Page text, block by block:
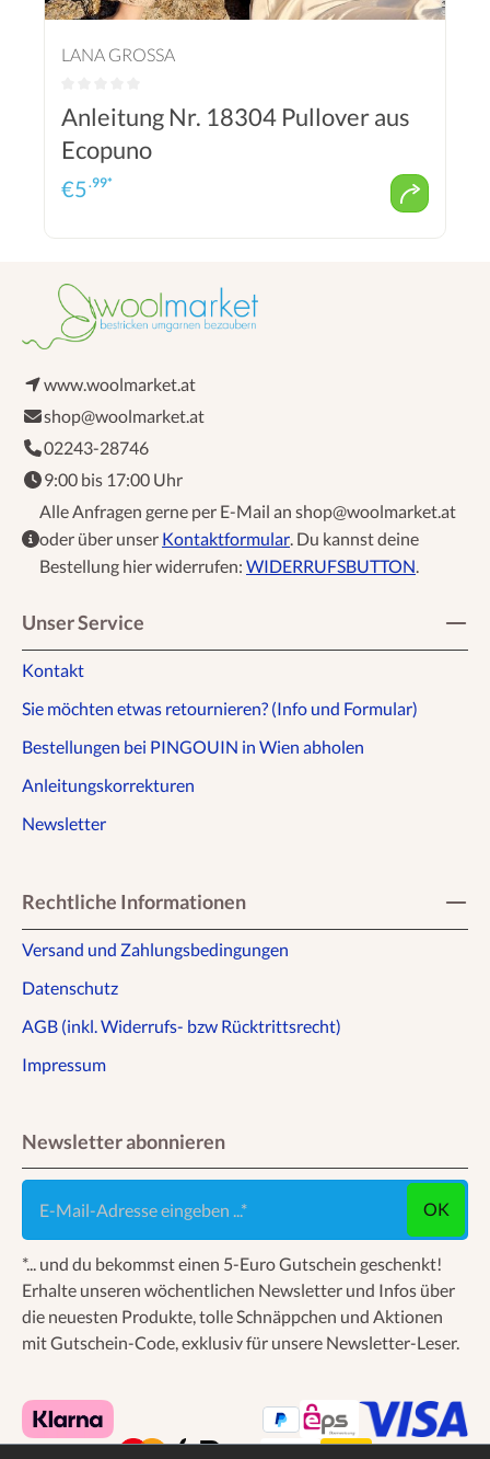
LANA GROSSA
Anleitung Nr. 18304 Pullover aus
Ecopuno
€5.99*
www.woolmarket.at
shop@woolmarket.at
02243-28746
9:00 bis 17:00 Uhr
Alle Anfragen gerne per E-Mail an shop@woolmarket.at
oder über unser Kontaktformular. Du kannst deine
Bestellung hier widerrufen: WIDERRUFSBUTTON.
Unser Service
Kontakt
Sie möchten etwas retournieren? (Info und Formular)
Bestellungen bei PINGOUIN in Wien abholen
Anleitungskorrekturen
Newsletter
Rechtliche Informationen
Versand und Zahlungsbedingungen
Datenschutz
AGB (inkl. Widerrufs- bzw Rücktrittsrecht)
Impressum
Newsletter abonnieren
E-Mail-Adresse eingeben ...
OK
*... und du bekommst einen 5-Euro Gutschein geschenkt!
Erhalte unseren wöchentlichen Newsletter und Infos über
die neuesten Produkte, tolle Schnäppchen und Aktionen
mit Gutschein-Code, exklusiv für unsere Newsletter-Leser.